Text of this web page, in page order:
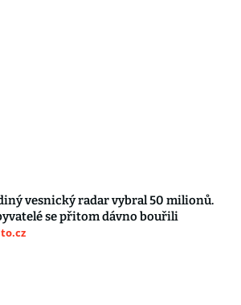
vesnický radar vybral 50 milionů.
se přitom dávno bouřili